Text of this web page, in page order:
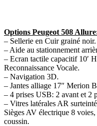
Options Peugeot 508
– Sellerie en Cuir grainé noir.
– Aide au stationnement
– Ecran tactile capacitif 10′
Reconnaissance Vocale.
– Navigation 3D.
– Jantes alliage 17″ Merion
– 4 prises USB: 2 avant et 2
– Vitres latérales AR
Sièges AV électrique 8
coussin.